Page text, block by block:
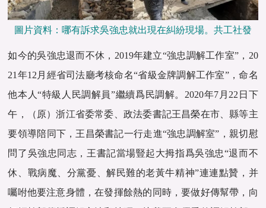
圖片資料：哪有訴求吳強忠就出現在糾紛現場。共工社發
如今的吳強忠退而不休，2019年建立“強忠調解工作室”，20
21年12月經省司法廳考核命名“省級金牌調解工作室”，命名
他本人“特級人民調解員”繼續爲民調解。2020年7月22日下
午，（原）浙江省委常委、政法委書記王昌榮在市、縣等主
要領導陪同下，王昌榮書記一行走進“強忠調解室”，親切慰
問了吳強忠同志，王書記當場豎起大拇指爲吳強忠“退而不
休、戰病魔、分黨憂、解民難的老黃牛精神”連連點贊，并
囑咐他要注意身體，在發揮餘熱的同時，要做好傳幫帶，向